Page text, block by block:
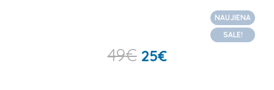
NAUJIENA
SALE!
49€ 25€